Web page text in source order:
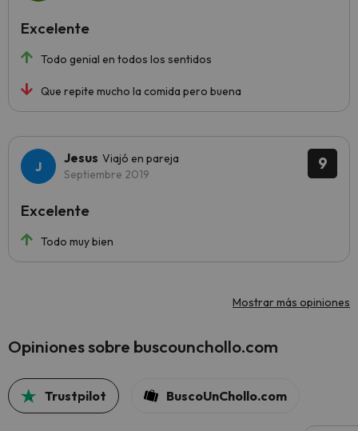
Todo genial en todos los sentidos
Que repite mucho la comida pero buena
Excelente
9
Jesus Viajó en pareja
Septiembre 2019
Todo muy bien
Excelente
Mostrar más opiniones
Opiniones sobre buscounchollo.com
Trustpilot BuscoUnChollo.com